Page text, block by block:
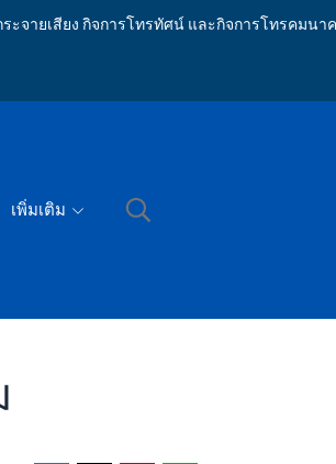
ะจายเสียง กิจการโทรทัศน์ และกิจการโทรคมนา
เพิ่มเติม